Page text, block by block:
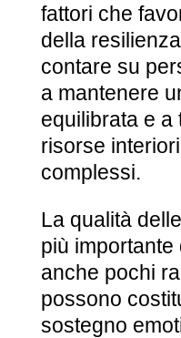
fattori che
della
contare su
a mantenere
equilibrata e a
risorse
complessi.
La qualità
più importante
anche pochi
possono
sostegno